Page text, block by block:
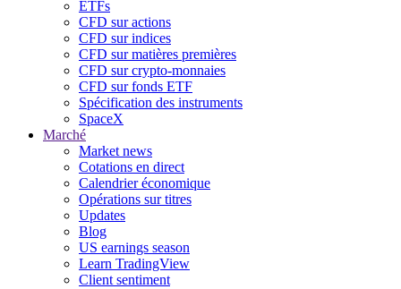
ETFs
CFD sur actions
CFD sur indices
CFD sur matières premières
CFD sur crypto-monnaies
CFD sur fonds ETF
Spécification des instruments
SpaceX
Marché
Market news
Cotations en direct
Calendrier économique
Opérations sur titres
Updates
Blog
US earnings season
Learn TradingView
Client sentiment